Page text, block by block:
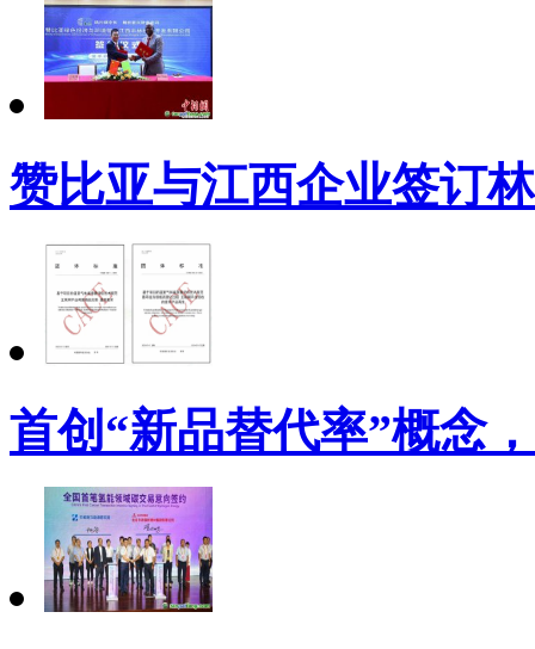
赞比亚与江西企业签订
首创“新品替代率”概念